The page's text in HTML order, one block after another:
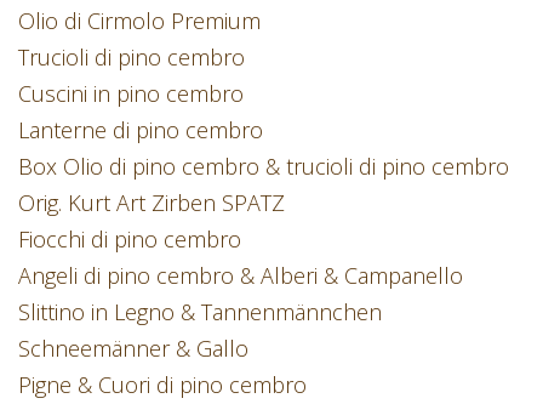
Olio di Cirmolo Premium
Trucioli di pino cembro
Cuscini in pino cembro
Lanterne di pino cembro
Box Olio di pino cembro & trucioli di pino cembro
Orig. Kurt Art Zirben SPATZ
Fiocchi di pino cembro
Angeli di pino cembro & Alberi & Campanello
Slittino in Legno & Tannenmännchen
Schneemänner & Gallo
Pigne & Cuori di pino cembro